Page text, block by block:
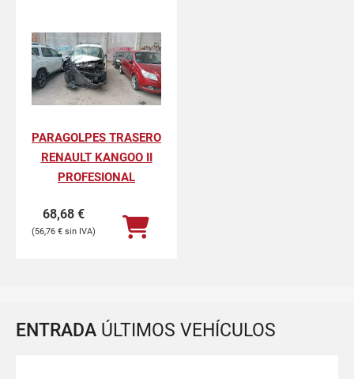
PARAGOLPES TRASERO
RENAULT KANGOO II
PROFESIONAL
68,68 €
56,76 €
ENTRADA ÚLTIMOS VEHÍCULOS